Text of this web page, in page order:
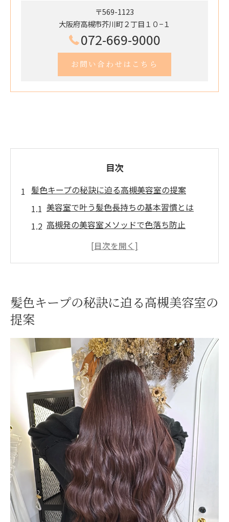
〒569-1123
大阪府高槻市芥川町２丁目１０−１
072-669-9000
お問い合わせはこちら
目次
髪色キープの秘訣に迫る高槻美容室の提案
美容室で叶う髪色長持ちの基本習慣とは
高槻発の美容室メソッドで色落ち防止
地元美容室おすすめの髪色キープ術解説
毎日のヘアケアで叶える美しい髪色維持法
日常で実践できる髪色キープのヘアケア習
高槻美容室推奨の色落ち防止シャンプー法
美容室流トリートメントで美髪を守る極意
髪色長持ちのための洗い方と乾かし方のコ
ツ
高槻で選ぶ髪色長持ちのための美容室活用術
美容室選びが髪色キープに与える影響とは
高槻エリアの美容室技術力が色持ちの鍵
美容室で受ける髪質改善トリートメント効
果
髪色キープの秘訣に迫る高槻美容室の
提案